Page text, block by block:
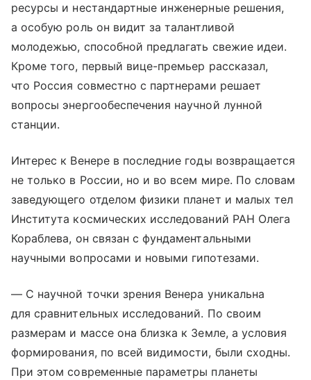
ресурсы и нестандартные инженерные решения,
а особую роль он видит за талантливой
молодежью, способной предлагать свежие идеи.
Кроме того, первый вице-премьер рассказал,
что Россия совместно с партнерами решает
вопросы энергообеспечения научной лунной
станции.
Интерес к Венере в последние годы возвращается
не только в России, но и во всем мире. По словам
заведующего отделом физики планет и малых тел
Института космических исследований РАН Олега
Кораблева, он связан с фундаментальными
научными вопросами и новыми гипотезами.
— С научной точки зрения Венера уникальна
для сравнительных исследований. По своим
размерам и массе она близка к Земле, а условия
формирования, по всей видимости, были сходны.
При этом современные параметры планеты